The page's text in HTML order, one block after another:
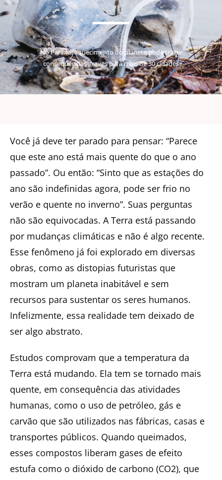
No Paraná, aquecimento do planeta pode trazer
consequências graves para mais de 30 cidades
Você já deve ter parado para pensar: “Parece
que este ano está mais quente do que o ano
passado”. Ou então: “Sinto que as estações do
ano são indefinidas agora, pode ser frio no
verão e quente no inverno”. Suas perguntas
não são equivocadas. A Terra está passando
por mudanças climáticas e não é algo recente.
Esse fenômeno já foi explorado em diversas
obras, como as distopias futuristas que
mostram um planeta inabitável e sem
recursos para sustentar os seres humanos.
Infelizmente, essa realidade tem deixado de
ser algo abstrato.
Estudos comprovam que a temperatura da
Terra está mudando. Ela tem se tornado mais
quente, em consequência das atividades
humanas, como o uso de petróleo, gás e
carvão que são utilizados nas fábricas, casas e
transportes públicos. Quando queimados,
esses compostos liberam gases de efeito
estufa como o dióxido de carbono (CO2), que